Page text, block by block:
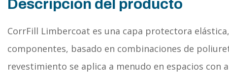
Descripción del producto
CorrFill Limbercoat es una capa protectora
componentes, basado en combinaciones de
revestimiento se aplica a menudo en espacios con